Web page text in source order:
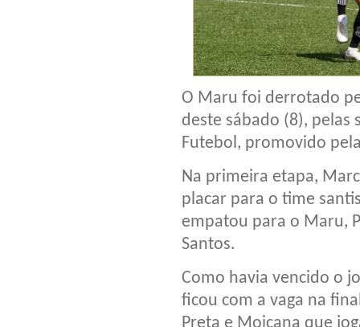
O Maru foi derrotado
deste sábado (8),
Futebol, promovido pela
Na primeira etapa,
placar para o time
empatou para o Maru,
Santos.
Como havia vencido o
ficou com a vaga na